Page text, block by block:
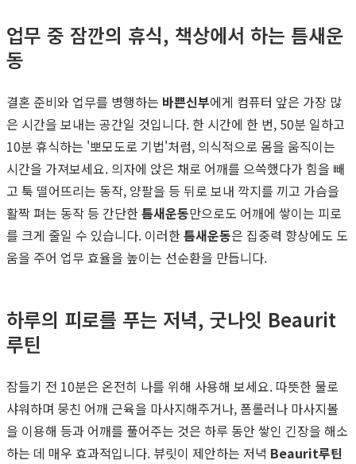
업무 중 잠깐의 휴식, 책상에서 하는 틈새운
동
결혼 준비와 업무를 병행하는 바쁜신부에게 컴퓨터 앞은 가장 많
은 시간을 보내는 공간일 것입니다. 한 시간에 한 번, 50분 일하고
10분 휴식하는 '뽀모도로 기법'처럼, 의식적으로 몸을 움직이는
시간을 가져보세요. 의자에 앉은 채로 어깨를 으쓱했다가 힘을 빼
고 툭 떨어뜨리는 동작, 양팔을 등 뒤로 보내 깍지를 끼고 가슴을
활짝 펴는 동작 등 간단한틈새운동만으로도 어깨에 쌓이는 피로
를 크게 줄일 수 있습니다. 이러한틈새운동은 집중력 향상에도 도
움을 주어 업무 효율을 높이는 선순환을 만듭니다.
하루의 피로를 푸는 저녁, 굿나잇 Beaurit
루틴
잠들기 전 10분은 온전히 나를 위해 사용해 보세요. 따뜻한 물로
샤워하며 뭉친 어깨 근육을 마사지해주거나, 폼롤러나 마사지볼
을 이용해 등과 어깨를 풀어주는 것은 하루 동안 쌓인 긴장을 해소
하는 데 매우 효과적입니다. 뷰릿이 제안하는 저녁 Beaurit루틴